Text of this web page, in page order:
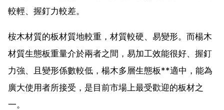
較輕、握釘力較差。
桉木材質的板材質地較重，材質較硬、易變形。而楊木
材質生態板重量介於兩者之間，易加工效能很好、握釘
力強、且變形係數較低，楊木多層生態板**適中，能為
廣大使用者所接受，是目前市場上最受歡迎的板材之
一。